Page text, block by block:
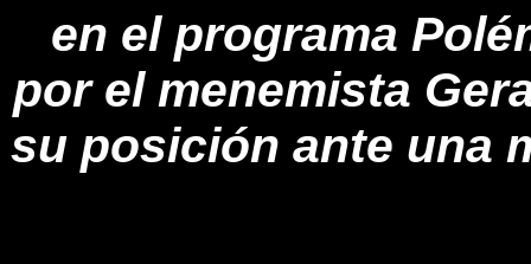
en el programa
por el menemista
su posición ante una